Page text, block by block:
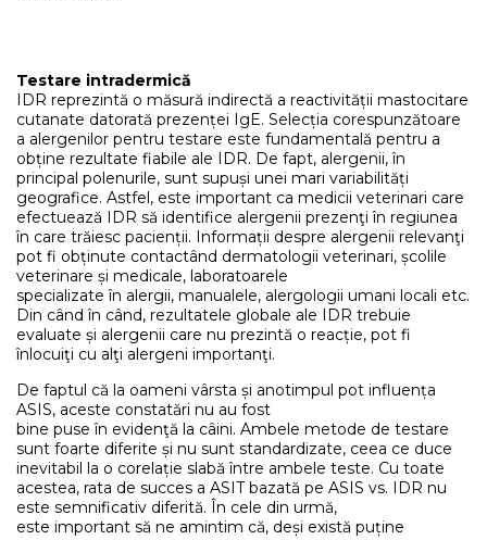
Testare intradermică
IDR reprezintă o măsură indirectă a reactivității mastocitare
cutanate datorată prezenței IgE. Selecția corespunzătoare
a alergenilor pentru testare este fundamentală pentru a
obține rezultate fiabile ale IDR. De fapt, alergenii, în
principal polenurile, sunt supuși unei mari variabilități
geografice. Astfel, este important ca medicii veterinari care
efectuează IDR să identifice alergenii prezenţi în regiunea
în care trăiesc pacienții. Informații despre alergenii relevanţi
pot fi obținute contactând dermatologii veterinari, școlile
veterinare și medicale, laboratoarele
specializate în alergii, manualele, alergologii umani locali etc.
Din când în când, rezultatele globale ale IDR trebuie
evaluate și alergenii care nu prezintă o reacție, pot fi
înlocuiţi cu alţi alergeni importanţi.
De faptul că la oameni vârsta și anotimpul pot influența
ASIS, aceste constatări nu au fost
bine puse în evidenţă la câini. Ambele metode de testare
sunt foarte diferite și nu sunt standardizate, ceea ce duce
inevitabil la o corelație slabă între ambele teste. Cu toate
acestea, rata de succes a ASIT bazată pe ASIS vs. IDR nu
este semnificativ diferită. În cele din urmă,
este important să ne amintim că, deși există puține